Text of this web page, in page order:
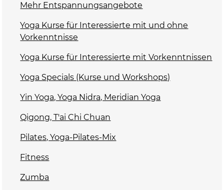
Mehr Entspannungsangebote
Yoga Kurse für Interessierte mit und ohne
Vorkenntnisse
Yoga Kurse für Interessierte mit Vorkenntnissen
Yoga Specials (Kurse und Workshops)
Yin Yoga, Yoga Nidra, Meridian Yoga
Qigong, T'ai Chi Chuan
Pilates, Yoga-Pilates-Mix
Fitness
Zumba